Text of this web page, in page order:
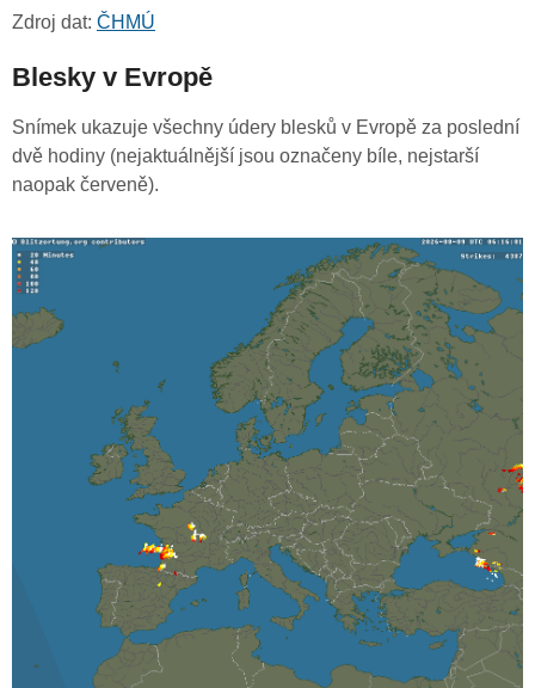
Zdroj dat: ČHMÚ
Blesky v Evropě
Snímek ukazuje všechny údery blesků v Evropě za poslední
dvě hodiny (nejaktuálnější jsou označeny bíle, nejstarší
naopak červeně).